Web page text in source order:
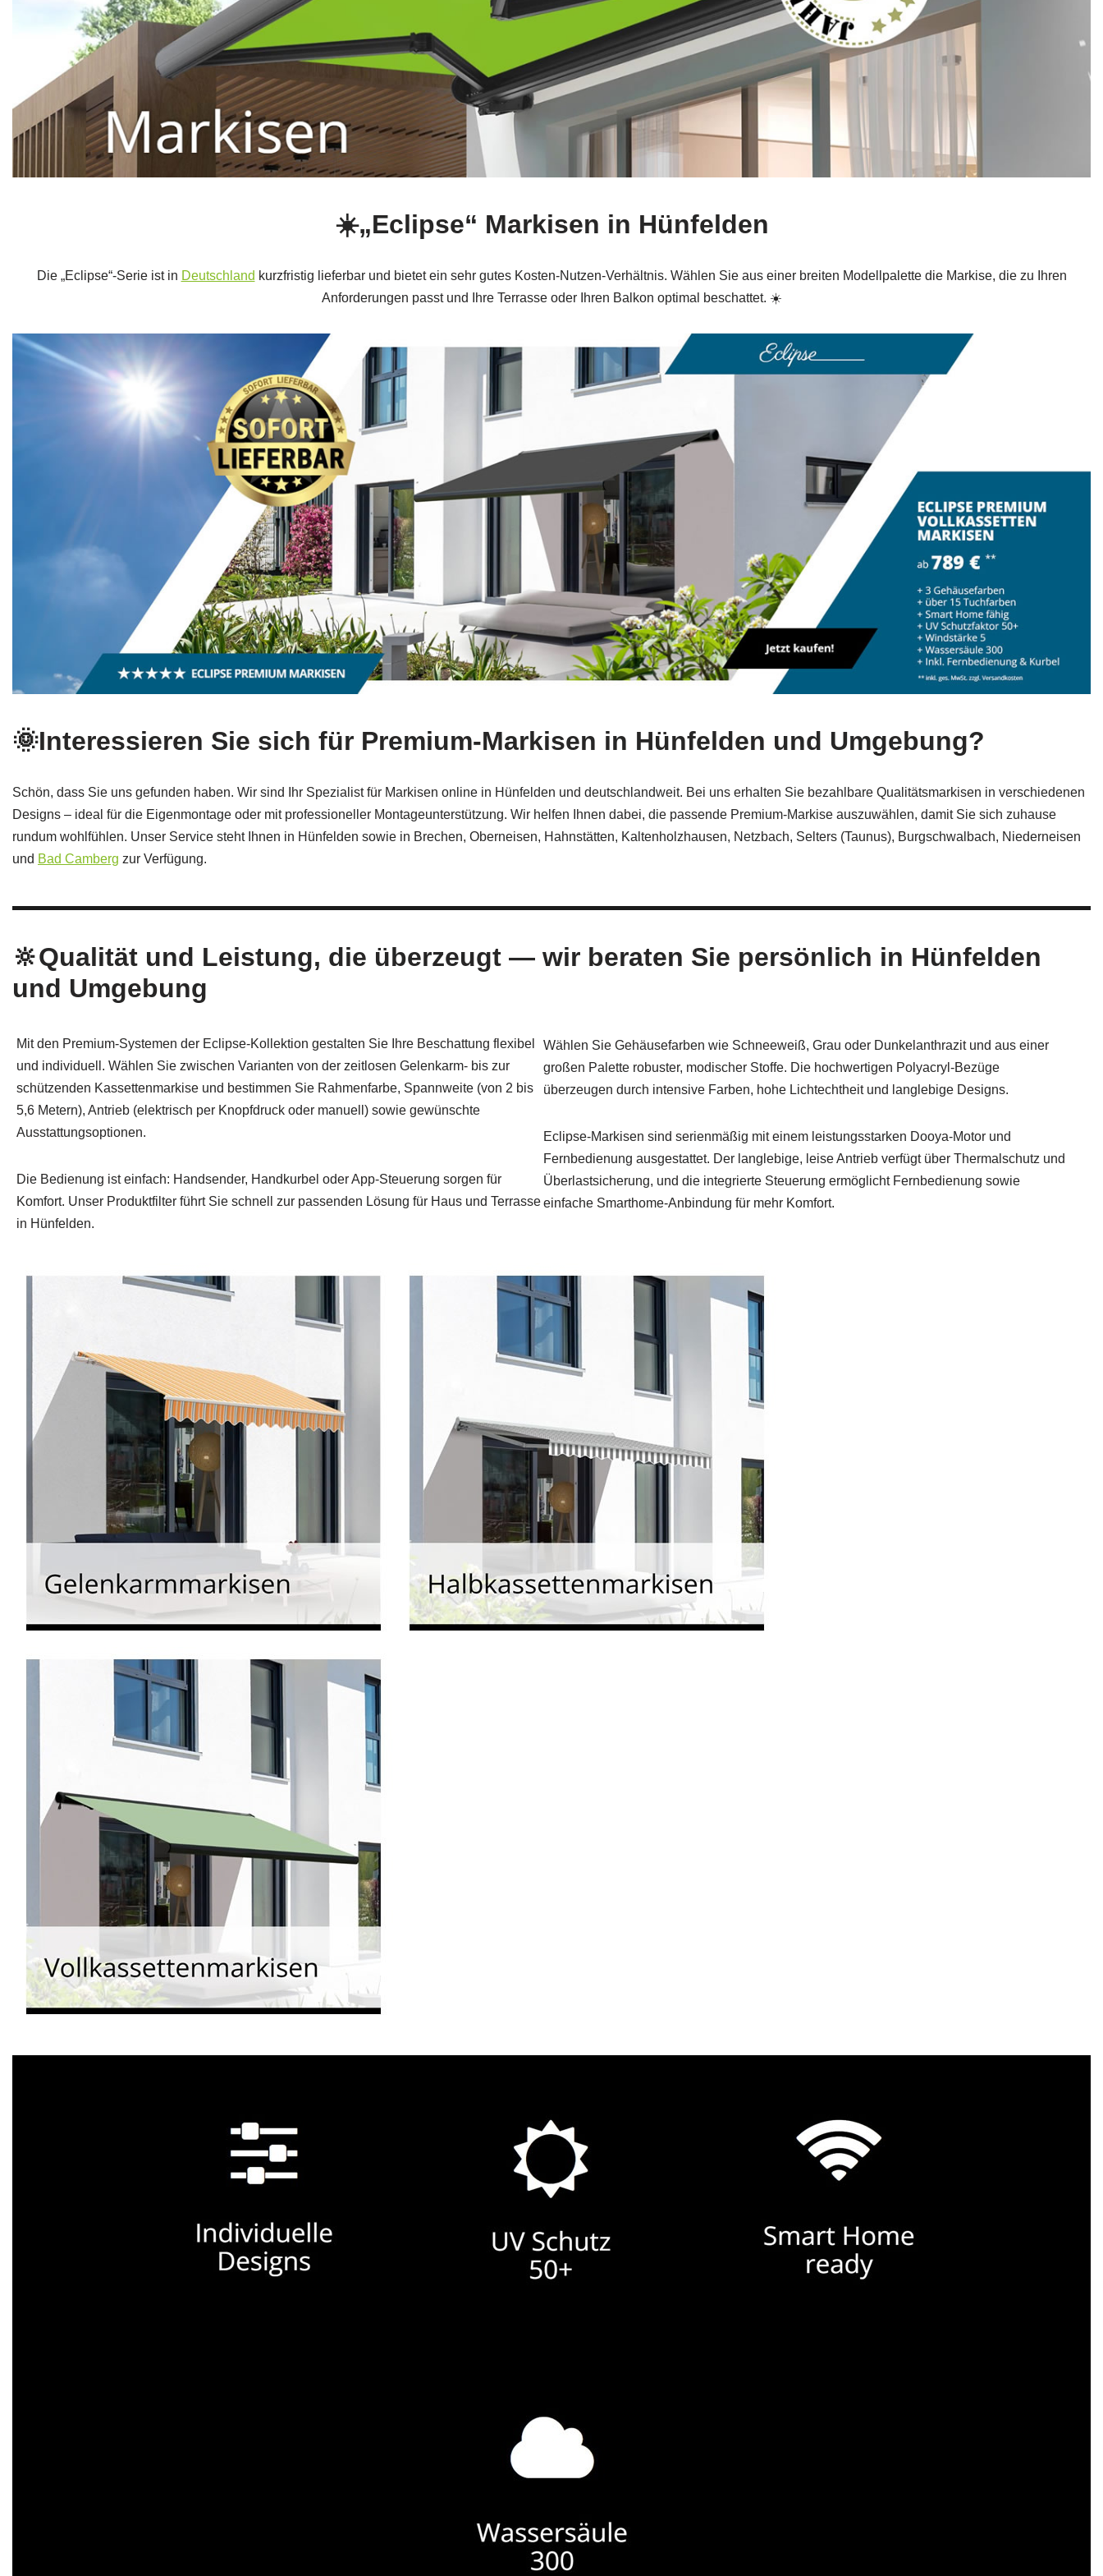
☀️„Eclipse“ Markisen in Hünfelden
Die „Eclipse“-Serie ist in Deutschland kurzfristig lieferbar und bietet ein sehr gutes Kosten‑Nutzen‑Verhältnis. Wählen Sie aus einer breiten Modellpalette die Markise, die zu Ihren
Anforderungen passt und Ihre Terrasse oder Ihren Balkon optimal beschattet. ☀️
🌞Interessieren Sie sich für Premium-Markisen in Hünfelden und Umgebung?
Schön, dass Sie uns gefunden haben. Wir sind Ihr Spezialist für Markisen online in Hünfelden und deutschlandweit. Bei uns erhalten Sie bezahlbare Qualitätsmarkisen in verschiedenen
Designs – ideal für die Eigenmontage oder mit professioneller Montageunterstützung. Wir helfen Ihnen dabei, die passende Premium‑Markise auszuwählen, damit Sie sich zuhause
rundum wohlfühlen. Unser Service steht Ihnen in Hünfelden sowie in Brechen, Oberneisen, Hahnstätten, Kaltenholzhausen, Netzbach, Selters (Taunus), Burgschwalbach, Niederneisen
und Bad Camberg zur Verfügung.
🔆Qualität und Leistung, die überzeugt — wir beraten Sie persönlich in Hünfelden
und Umgebung
Mit den Premium-Systemen der Eclipse-Kollektion gestalten Sie Ihre Beschattung flexibel
und individuell. Wählen Sie zwischen Varianten von der zeitlosen Gelenkarm- bis zur
schützenden Kassettenmarkise und bestimmen Sie Rahmenfarbe, Spannweite (von 2 bis
5,6 Metern), Antrieb (elektrisch per Knopfdruck oder manuell) sowie gewünschte
Ausstattungsoptionen.
Die Bedienung ist einfach: Handsender, Handkurbel oder App-Steuerung sorgen für
Komfort. Unser Produktfilter führt Sie schnell zur passenden Lösung für Haus und Terrasse
in Hünfelden.
Wählen Sie Gehäusefarben wie Schneeweiß, Grau oder Dunkelanthrazit und aus einer
großen Palette robuster, modischer Stoffe. Die hochwertigen Polyacryl-Bezüge
überzeugen durch intensive Farben, hohe Lichtechtheit und langlebige Designs.
Eclipse-Markisen sind serienmäßig mit einem leistungsstarken Dooya-Motor und
Fernbedienung ausgestattet. Der langlebige, leise Antrieb verfügt über Thermalschutz und
Überlastsicherung, und die integrierte Steuerung ermöglicht Fernbedienung sowie
einfache Smarthome-Anbindung für mehr Komfort.